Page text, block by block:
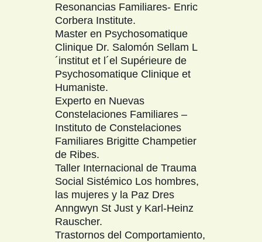
Resonancias Familiares- Enric
Corbera Institute.
Master en Psychosomatique
Clinique Dr. Salomón Sellam L
´institut et l´el Supérieure de
Psychosomatique Clinique et
Humaniste.
Experto en Nuevas
Constelaciones Familiares –
Instituto de Constelaciones
Familiares Brigitte Champetier
de Ribes.
Taller Internacional de Trauma
Social Sistémico Los hombres,
las mujeres y la Paz Dres
Anngwyn St Just y Karl-Heinz
Rauscher.
Trastornos del Comportamiento,